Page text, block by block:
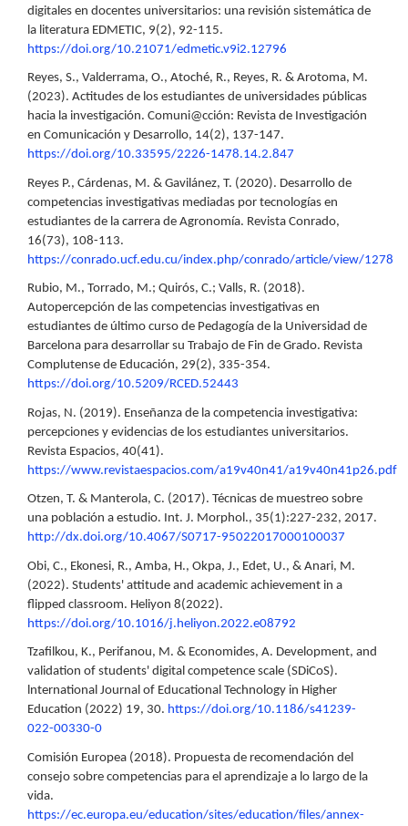
digitales en docentes universitarios: una revisión sistemática de
la literatura EDMETIC, 9(2), 92-115.
https://doi.org/10.21071/edmetic.v9i2.12796
Reyes, S., Valderrama, O., Atoché, R., Reyes, R. & Arotoma, M.
(2023). Actitudes de los estudiantes de universidades públicas
hacia la investigación. Comuni@cción: Revista de Investigación
en Comunicación y Desarrollo, 14(2), 137-147.
https://doi.org/10.33595/2226-1478.14.2.847
Reyes P., Cárdenas, M. & Gavilánez, T. (2020). Desarrollo de
competencias investigativas mediadas por tecnologías en
estudiantes de la carrera de Agronomía. Revista Conrado,
16(73), 108-113.
https://conrado.ucf.edu.cu/index.php/conrado/article/view/1278
Rubio, M., Torrado, M.; Quirós, C.; Valls, R. (2018).
Autopercepción de las competencias investigativas en
estudiantes de último curso de Pedagogía de la Universidad de
Barcelona para desarrollar su Trabajo de Fin de Grado. Revista
Complutense de Educación, 29(2), 335-354.
https://doi.org/10.5209/RCED.52443
Rojas, N. (2019). Enseñanza de la competencia investigativa:
percepciones y evidencias de los estudiantes universitarios.
Revista Espacios, 40(41).
https://www.revistaespacios.com/a19v40n41/a19v40n41p26.pdf
Otzen, T. & Manterola, C. (2017). Técnicas de muestreo sobre
una población a estudio. Int. J. Morphol., 35(1):227-232, 2017.
http://dx.doi.org/10.4067/S0717-95022017000100037
Obi, C., Ekonesi, R., Amba, H., Okpa, J., Edet, U., & Anari, M.
(2022). Students' attitude and academic achievement in a
flipped classroom. Heliyon 8(2022).
https://doi.org/10.1016/j.heliyon.2022.e08792
Tzafilkou, K., Perifanou, M. & Economides, A. Development, and
validation of students' digital competence scale (SDiCoS).
lnternational Journal of Educational Technology in Higher
Education (2022) 19, 30. https://doi.org/10.1186/s41239-
022-00330-0
Comisión Europea (2018). Propuesta de recomendación del
consejo sobre competencias para el aprendizaje a lo largo de la
vida.
https://ec.europa.eu/education/sites/education/files/annex-